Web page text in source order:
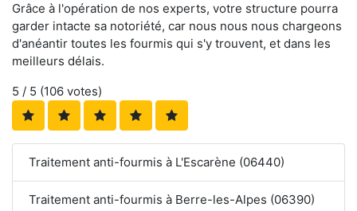
Grâce à l'opération de nos experts, votre structure pourra
garder intacte sa notoriété, car nous nous nous chargeons
d'anéantir toutes les fourmis qui s'y trouvent, et dans les
meilleurs délais.
5 / 5 (106 votes)
Traitement anti-fourmis à L'Escarène (06440)
Traitement anti-fourmis à Berre-les-Alpes (06390)